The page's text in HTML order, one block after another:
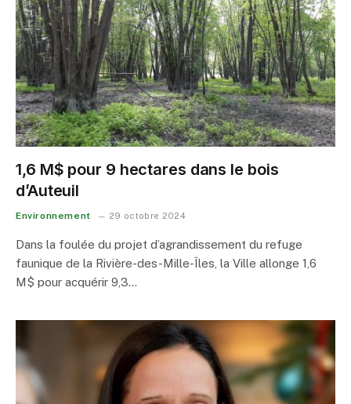
1,6 M$ pour 9 hectares dans le bois
d’Auteuil
Environnement 29 octobre 2024
Dans la foulée du projet d’agrandissement du refuge
faunique de la Rivière-des-Mille-Îles, la Ville allonge 1,6
M$ pour acquérir 9,3…